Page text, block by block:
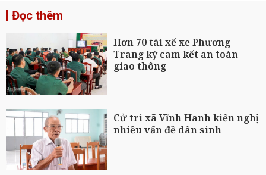
Đọc thêm
Hơn 70 tài xế xe Phương
Trang ký cam kết an toàn
giao thông
Cử tri xã Vĩnh Hanh kiến nghị
nhiều vấn đề dân sinh